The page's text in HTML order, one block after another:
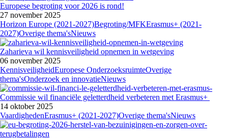
Europese begroting voor 2026 is rond!
27 november 2025
Horizon Europe (2021-2027)Begroting/MFKErasmus+ (2021-
2027)Overige thema'sNieuws
Zaharieva wil kennisveiligheid opnemen in wetgeving
06 november 2025
KennisveiligheidEuropese OnderzoeksruimteOverige
thema'sOnderzoek en innovatieNieuws
Commissie wil financiële geletterdheid verbeteren met Erasmus+
14 oktober 2025
VaardighedenErasmus+ (2021-2027)Overige thema'sNieuws